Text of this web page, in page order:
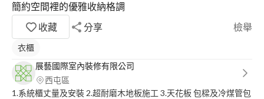
簡約空間裡的優雅收納格調
收藏
分享 檢舉
衣櫃
展藝國際室內裝修有限公司
西屯區
1.系統櫃丈量及安裝 2.超耐磨木地板施工 3.天花板 包樑及冷煤管包